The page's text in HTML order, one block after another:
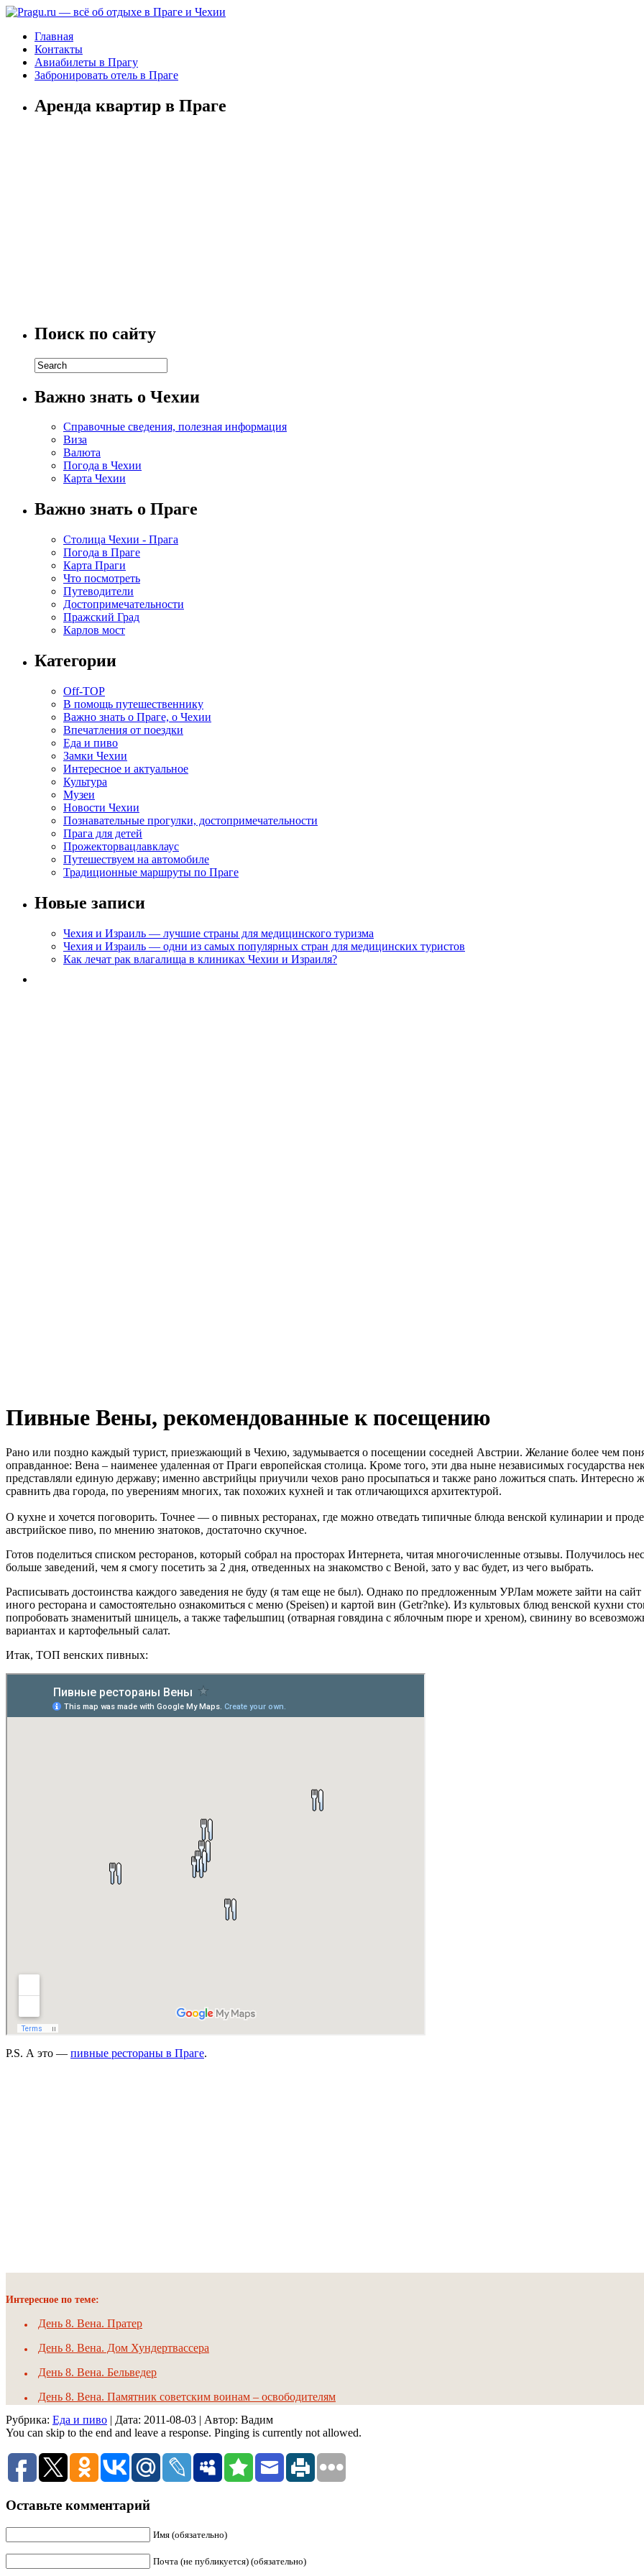
Главная
Контакты
Авиабилеты в Прагу
Забронировать отель в Праге
Аренда квартир в Праге
Поиск по сайту
Важно знать о Чехии
Справочные сведения, полезная информация
Виза
Валюта
Погода в Чехии
Карта Чехии
Важно знать о Праге
Столица Чехии - Прага
Погода в Праге
Карта Праги
Что посмотреть
Путеводители
Достопримечательности
Пражский Град
Карлов мост
Категории
Off-TOP
В помощь путешественнику
Важно знать о Праге, о Чехии
Впечатления от поездки
Еда и пиво
Замки Чехии
Интересное и актуальное
Культура
Музеи
Новости Чехии
Познавательные прогулки, достопримечательности
Прага для детей
Прожекторвацлавклаус
Путешествуем на автомобиле
Традиционные маршруты по Праге
Новые записи
Чехия и Израиль — лучшие страны для медицинского туризма
Чехия и Израиль — одни из самых популярных стран для медицинских туристов
Как лечат рак влагалища в клиниках Чехии и Израиля?
Пивные Вены, рекомендованные к посещению
Рано или поздно каждый турист, приезжающий в Чехию, задумывается о посещении соседней Австрии. Желание более чем
оправданное: Вена – наименее удаленная от Праги европейская столица. Кроме того, эти два ныне независимых государства
представляли единую державу; именно австрийцы приучили чехов рано просыпаться и также рано ложиться спать. Интересно
сравнить два города, по уверениям многих, так похожих кухней и так отличающихся архитектурой.
О кухне и хочется поговорить. Точнее — о пивных ресторанах, где можно отведать типичные блюда венской кулинарии и
австрийское пиво, по мнению знатоков, достаточно скучное.
Готов поделиться списком ресторанов, который собрал на просторах Интернета, читая многочисленные отзывы. Получилось
больше заведений, чем я смогу посетить за 2 дня, отведенных на знакомство с Веной, зато у вас будет, из чего выбрать.
Расписывать достоинства каждого заведения не буду (я там еще не был). Однако по предложенным УРЛам можете зайти на сайт
иного ресторана и самостоятельно ознакомиться с меню (Speisen) и картой вин (Getr?nke). Из культовых блюд венской кухни
попробовать знаменитый шницель, а также тафельшпиц (отварная говядина с яблочным пюре и хреном), свинину во
вариантах и картофельный салат.
Итак, ТОП венских пивных:
P.S. А это — пивные рестораны в Праге.
Интересное по теме:
День 8. Вена. Пратер
День 8. Вена. Дом Хундертвассера
День 8. Вена. Бельведер
День 8. Вена. Памятник советским воинам – освободителям
Рубрика: Еда и пиво | Дата: 2011-08-03 | Автор: Вадим
You can skip to the end and leave a response. Pinging is currently not allowed.
Оставьте комментарий
Имя (обязательно)
Почта (не публикуется) (обязательно)